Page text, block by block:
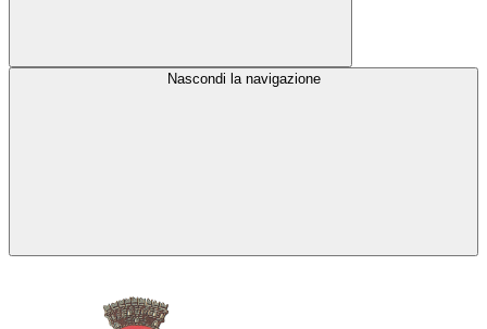
Nascondi la navigazione